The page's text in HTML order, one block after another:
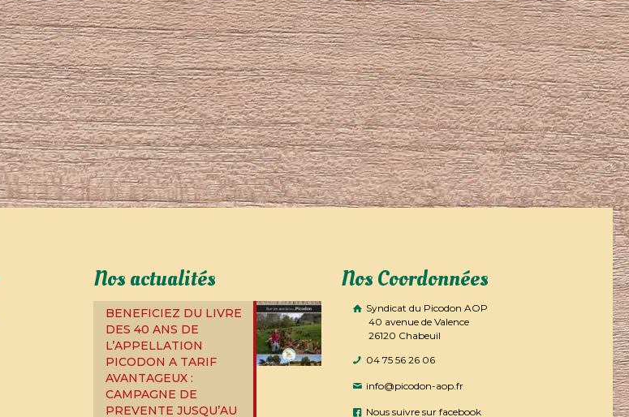
Nos actualités
BENEFICIEZ DU LIVRE
DES 40 ANS DE
L’APPELLATION
PICODON A TARIF
AVANTAGEUX :
CAMPAGNE DE
PREVENTE JUSQU’AU
Nos Coordonnées
Syndicat du Picodon AOP
40 avenue de Valence
26120 Chabeuil
04 75 56 26 06
info@picodon-aop.fr
Nous suivre sur facebook